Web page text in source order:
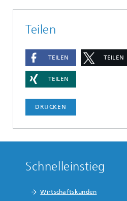
Teilen
TEILEN TEILEN
TEILEN
DRUCKEN
Schnelleinstieg
Wirtschaftskunden